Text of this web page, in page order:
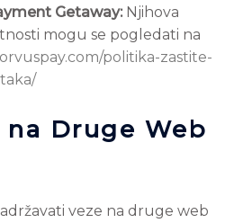
Getaway:Njihova
mogu se pogledati na
politika-zastite-
na Druge Web
veze na druge web